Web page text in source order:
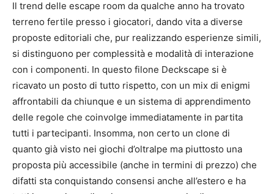
Il trend delle escape room da qualche anno ha trovato
terreno fertile presso i giocatori, dando vita a diverse
proposte editoriali che, pur realizzando esperienze simili,
si distinguono per complessità e modalità di interazione
con i componenti. In questo filone Deckscape si è
ricavato un posto di tutto rispetto, con un mix di enigmi
affrontabili da chiunque e un sistema di apprendimento
delle regole che coinvolge immediatamente in partita
tutti i partecipanti. Insomma, non certo un clone di
quanto già visto nei giochi d’oltralpe ma piuttosto una
proposta più accessibile (anche in termini di prezzo) che
difatti sta conquistando consensi anche all’estero e ha